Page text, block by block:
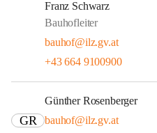
Franz Schwarz
Bauhofleiter
bauhof@ilz.gv.at
+43 664 9100900
GR
Günther Rosenberger
bauhof@ilz.gv.at